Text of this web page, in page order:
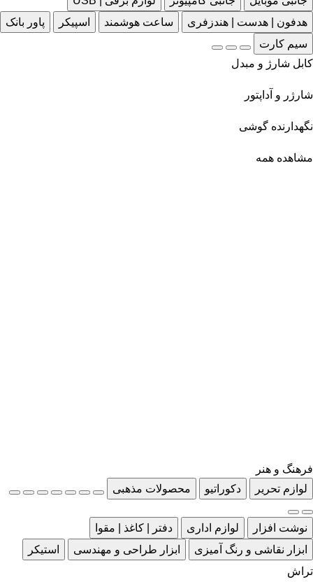
هدفون | هدست | هندزفری
ساعت هوشمند اسپیکر
پاور بانک
سیم کارت
کابل شارژ و مبدل
شارژر و آداپتور
نگهدارنده گوشی
مشاهده همه
فرهنگ و هنر
لوازم تحریر
دکوراتیو محصولات مذهبی
نوشت افزار لوازم اداری
دفتر | کاغذ | مقوا
ابزار نقاشی و رنگ آمیزی
ابزار طراحی و مهندسی
استیکر
تراش